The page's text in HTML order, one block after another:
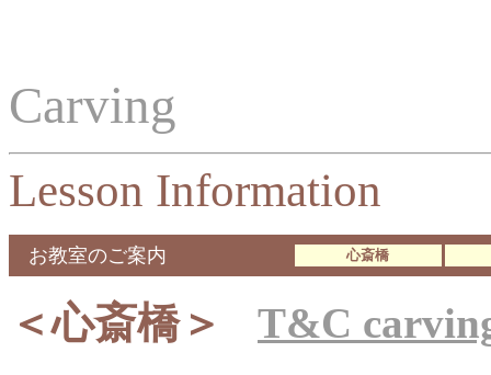
Carving
Lesson Information
お教室のご案内 心斎橋
＜心斎橋＞
T&C